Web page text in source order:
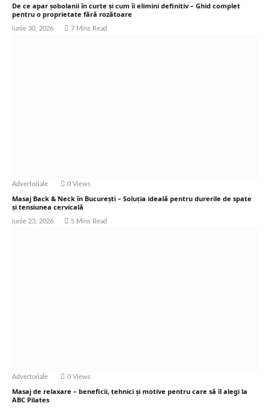
De ce apar șobolanii în curte și cum îi elimini definitiv – Ghid complet
pentru o proprietate fără rozătoare
iunie 30, 2026 7 Mins Read
Advertoriale 0 Views
Masaj Back & Neck în București – Soluția ideală pentru durerile de spate
și tensiunea cervicală
iunie 23, 2026 5 Mins Read
Advertoriale 0 Views
Masaj de relaxare – beneficii, tehnici și motive pentru care să îl alegi la
ABC Pilates